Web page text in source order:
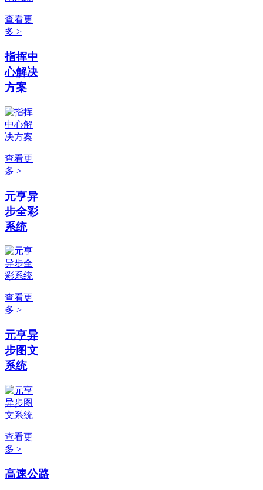
查看更
多 >
指挥中
心解决
方案
查看更
多 >
元亨异
步全彩
系统
查看更
多 >
元亨异
步图文
系统
查看更
多 >
高速公路